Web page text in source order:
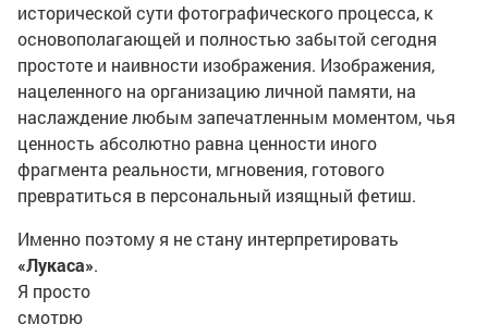
исторической сути фотографического процесса, к
основополагающей и полностью забытой сегодня
простоте и наивности изображения. Изображения,
нацеленного на организацию личной памяти, на
наслаждение любым запечатленным моментом, чья
ценность абсолютно равна ценности иного
фрагмента реальности, мгновения, готового
превратиться в персональный изящный фетиш.
Именно поэтому я не стану интерпретировать
«Лукаса».
Я просто
смотрю